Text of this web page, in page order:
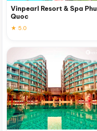
Vinpearl Resort & Spa Phu
Quoc
★ 5.0